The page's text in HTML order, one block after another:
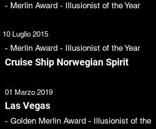
- Merlin Award - Illusionist of the Year
10 Luglio 2015
- Merlin Award - Illusionist of the Year
Cruise Ship Norwegian Spirit
01 Marzo 2019
Las Vegas
- Golden Merlin Award - Illusionist of the